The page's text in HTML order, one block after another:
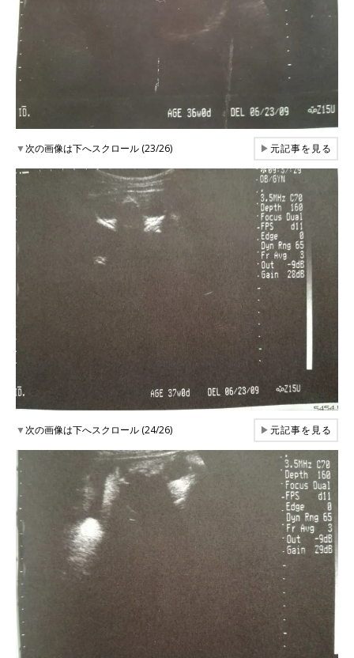
▼次の画像は下へスクロール (23/26) ▶元記事を見る
▼次の画像は下へスクロール (24/26) ▶元記事を見る